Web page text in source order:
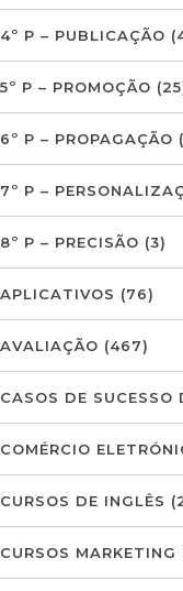
4º P – PUBLICAÇÃO
5º P – PROMOÇÃO
6º P – PROPAGAÇÃO
7º P –
8º P – PRECISÃO (3)
APLICATIVOS (76)
AVALIAÇÃO (467)
CASOS DE
COMÉRCIO
CURSOS DE INGLÊS
CURSOS